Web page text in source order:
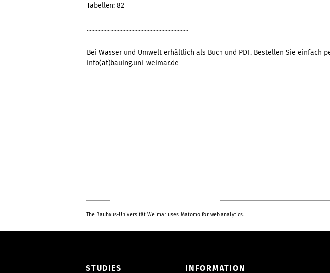
Tabellen: 82
....................................................................
Bei Wasser und Umwelt erhältlich als Buch und PDF. Bestellen Sie einfach
info(at)bauing.uni-weimar.de
The Bauhaus-Universität Weimar uses Matomo for web analytics.
STUDIES INFORMATION